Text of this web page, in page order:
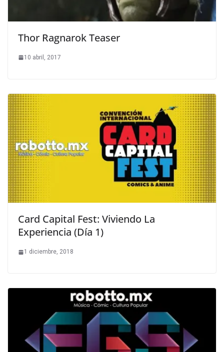
Thor Ragnarok Teaser
10 abril, 2017
Card Capital Fest: Viviendo La
Experiencia (Día 1)
1 diciembre, 2018